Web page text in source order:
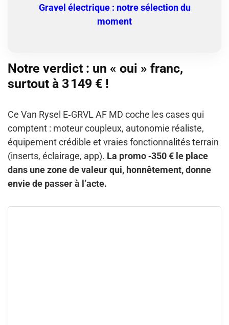
Gravel électrique : notre sélection du
moment
Notre verdict : un « oui » franc,
surtout à 3 149 € !
Ce Van Rysel E‑GRVL AF MD coche les cases qui
comptent : moteur coupleux, autonomie réaliste,
équipement crédible et vraies fonctionnalités terrain
(inserts, éclairage, app). La promo ‑350 € le place
dans une zone de valeur qui, honnêtement, donne
envie de passer à l’acte.